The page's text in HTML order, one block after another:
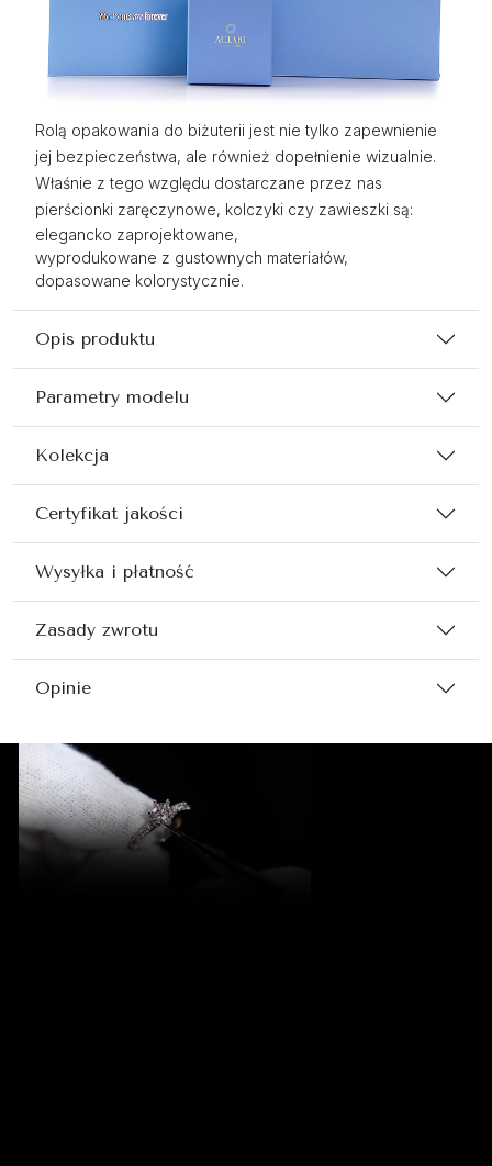
Rolą opakowania do biżuterii jest nie tylko zapewnienie
jej bezpieczeństwa, ale również dopełnienie wizualnie.
Właśnie z tego względu dostarczane przez nas
pierścionki zaręczynowe, kolczyki czy zawieszki są:
elegancko zaprojektowane,
wyprodukowane z gustownych materiałów,
dopasowane kolorystycznie.
Opis produktu
Parametry modelu
Kolekcja
Certyfikat jakości
Wysyłka i płatność
Zasady zwrotu
Opinie